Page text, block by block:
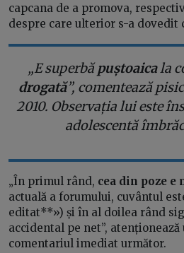
capcana de a promova,
despre care ulterior s-a dovedit
„E superbăpuștoaicala
drogată”, comentează
2010. Observația lui este
adolescentă
„În primul rând, cea din poze e
actuală a forumului, cuvântul
editat**») și în al doilea rând
accidental pe net”,
comentariul imediat următor.